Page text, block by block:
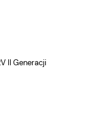
II Generacji